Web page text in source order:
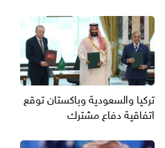
تركيا والسعودية وباكستان توقع
اتفاقية دفاع مشترك